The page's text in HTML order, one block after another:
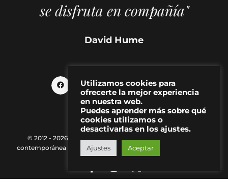
se disfruta en compañía"
David Hume
© 2012 - 2026 MAKMA | Revista de artes visuales y cultura
contemporánea |
Política de Privacidad|Aviso Legal
Utilizamos cookies para
ofrecerte la mejor experiencia
en nuestra web.
Puedes aprender más sobre qué
cookies utilizamos o
desactivarlas en los ajustes.
Ajustes Aceptar